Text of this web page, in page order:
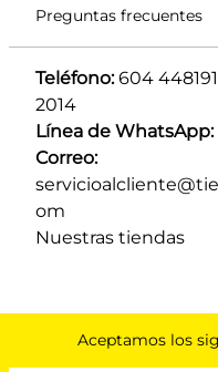
Preguntas frecuentes
Teléfono: 604
2014
Línea de WhatsApp:
Correo:
om
Nuestras tiendas
Aceptamos los